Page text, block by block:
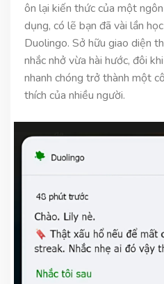
ôn lại kiến thức của một
dụng, có lẽ bạn đã vài lần
Duolingo. Sở hữu giao diện
nhắc nhở vừa hài hước, đôi
nhanh chóng trở thành một
thích của nhiều người.